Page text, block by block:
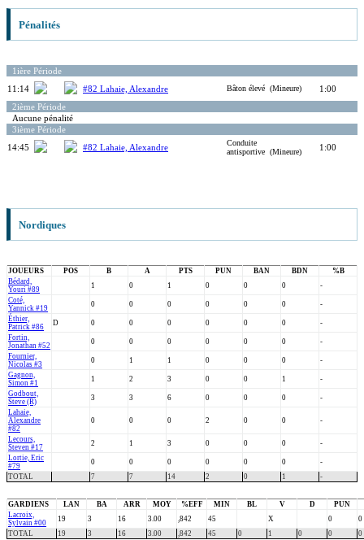
Pénalités
1ière Période
11:14
#82 Lahaie, Alexandre Bâton élevé (Mineure)
1:00
2ième Période
Aucune pénalité
3ième Période
14:45
#82 Lahaie, Alexandre
Conduite
antisportive (Mineure)
1:00
Nordiques
JOUEURS POS B A PTS PUN BAN BDN
%B
Bédard,
Youri #89
1 0 1 0 0 0
-
Coté,
Yannick #19
0 0 0 0 0 0
-
Éthier,
Patrick #86
D 0 0 0 0 0 0
-
Fortin,
Jonathan #52
0 0 0 0 0 0
-
Fournier,
Nicolas #3
0 1 1 0 0 0
-
Gagnon,
Simon #1
1 2 3 0 0 1
-
Godbout,
Steve (R)
3 3 6 0 0 0
-
Lahaie,
Alexandre
#82
0 0 0 2 0 0 -
Lecours,
Steven #17
2 1 3 0 0 0
-
Lortie, Eric
#79
0 0 0 0 0 0
-
TOTAL
7 7 14 2 0 1 -
GARDIENS LAN BA ARR MOY %EFF MIN BL V D
PUN
Lacroix,
Sylvain #00
19 3 16 3.00 ,842 45 X 0
0
TOTAL
19 3 16 3.00 ,842 45 0 1 0 0 0